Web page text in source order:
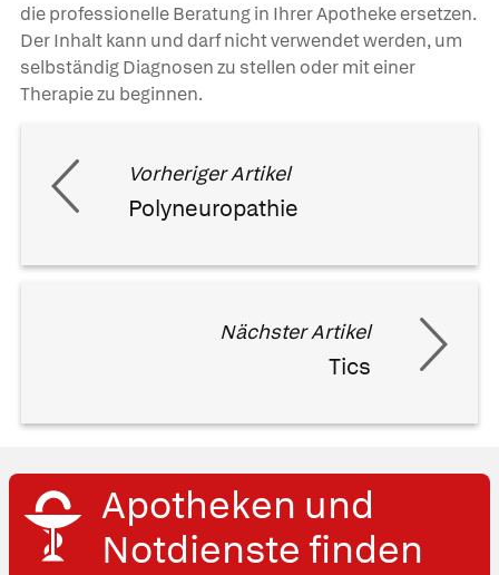
die professionelle Beratung in Ihrer Apotheke ersetzen.
Der Inhalt kann und darf nicht verwendet werden, um
selbständig Diagnosen zu stellen oder mit einer
Therapie zu beginnen.
Vorheriger Artikel
Polyneuropathie
Nächster Artikel
Tics
Apotheken und
Notdienste finden